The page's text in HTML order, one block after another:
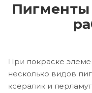
При покраске
несколько видов
ксералик и